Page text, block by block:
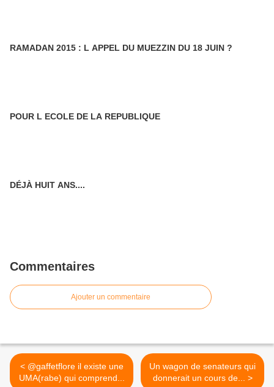
RAMADAN 2015 : L APPEL DU MUEZZIN DU 18 JUIN ?
POUR L ECOLE DE LA REPUBLIQUE
DÉJÀ HUIT ANS....
Commentaires
Ajouter un commentaire
< @gaffetflore il existe une
UMA(rabe) qui comprend...
Un wagon de senateurs qui
donnerait un cours de... >